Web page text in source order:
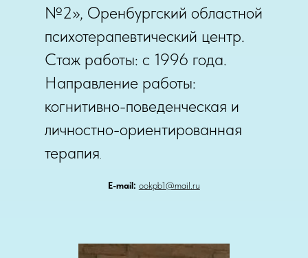
№2», Оренбургский областной
психотерапевтический центр.
Стаж работы: с 1996 года.
Направление работы:
когнитивно-поведенческая и
личностно-ориентированная
терапия
Е-mail: ookpb1@mail.ru